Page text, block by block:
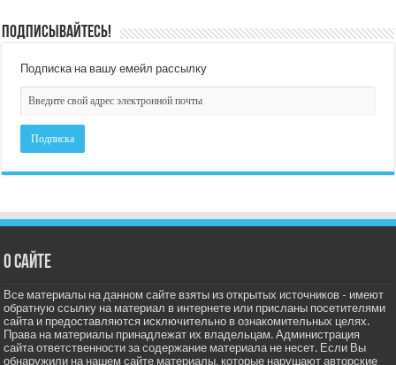
Подписывайтесь!
Подписка на вашу емейл рассылку
О сайте
Все материалы на данном сайте взяты из открытых источников - имеют
обратную ссылку на материал в интернете или присланы посетителями
сайта и предоставляются исключительно в ознакомительных целях.
Права на материалы принадлежат их владельцам. Администрация
сайта ответственности за содержание материала не несет. Если Вы
обнаружили на нашем сайте материалы, которые нарушают авторские